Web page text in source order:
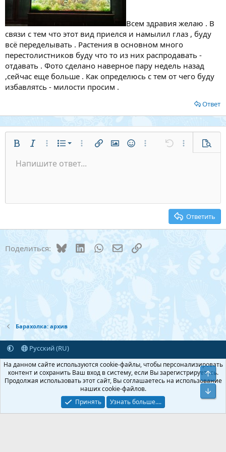
Всем здравия желаю . В
связи с тем что этот вид приелся и намылил глаз , буду
всё переделывать . Растения в основном много
перестолистников буду что то из них распродавать -
отдавать . Фото сделано наверное пару недель назад
,сейчас еще больше . Как определюсь с тем от чего буду
избавлятсь - милости просим .
Ответ
Полужирный
КурсивДополнительные параметры...
СписокНумерованный список
Дополнительные параметры...
СсылкаИзображение
СмайлыДополнительные
Отменить
Размер шрифта
9
26
Цвет текста
Шрифт Arial
Times New Roman
Trebuchet MS
Verdana
Зачёркнутый
Подчёркнутый
ВыравниваниеПо левому краю
Формат абзаца
Обычный
Заголовок 2
ЦитатаМедиаВставить таблицу
Вставить горизонтальную линию
Спойлер
Повторить
Переключение BB-кодов
Удалить форматирование
ЧерновикиСохранить черновик
Напишите ответ...
Ответить
Поделиться: BlueskyLinkedInWhatsAppЭлектронная почта
Ссылка
Барахолка: архив
Русский (RU)
Обратная связь
Условия и правила
Политика конфиденциальности
Помощь Главная
R
S
S
®
© by ©XenTR
На данном сайте используются cookie-файлы, чтобы персонализировать
контент и сохранить Ваш вход в систему, если Вы зарегистрируетесь.
Продолжая использовать этот сайт, Вы соглашаетесь на использование
наших cookie-файлов.
Принять
Узнать больше....
Верх